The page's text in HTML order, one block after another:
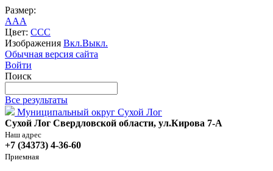
Размер:
AAA
Цвет: CCC
Изображения Вкл.Выкл.
Обычная версия сайта
Войти
Поиск
Все результаты
Муниципальный округ Сухой Лог
Сухой Лог Свердловской области, ул.Кирова 7-А
Наш адрес
+7 (34373) 4-36-60
Приемная